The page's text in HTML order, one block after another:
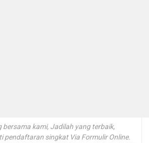
bersama kami, Jadilah yang terbaik,
pendaftaran singkat Via Formulir Online.